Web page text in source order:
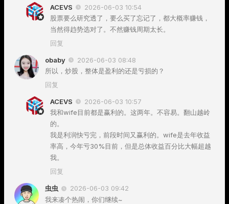
ACEVS
2026-06-03 10:54
股票要么研究透了，要么买了忘记了，都大概率赚钱，
当然得趋势选对了。不然赚钱周期太长。
回复
obaby
2026-06-03 08:48
所以，炒股，整体是盈利的还是亏损的？
回复
ACEVS
2026-06-03 10:57
我和wife目前都是赢利的。这两年。不容易。翻山越岭
的。
我是利润快亏完，前段时间又赢利的。wife是去年收益
率高，今年亏30%目前，但是总体收益百分比大幅超越
我。
回复
虫虫
2026-06-03 09:42
我来凑个热闹，你们继续~